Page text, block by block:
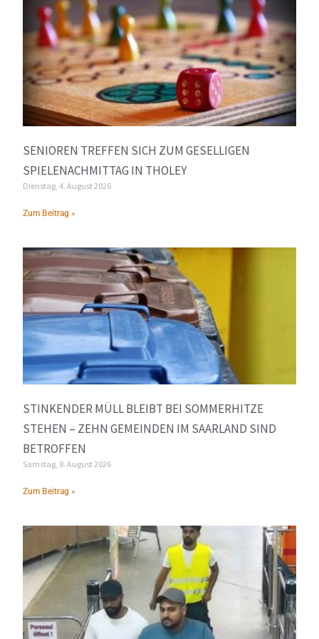
SENIOREN TREFFEN SICH ZUM GESELLIGEN
SPIELENACHMITTAG IN THOLEY
Dienstag, 4. August 2026
Zum Beitrag »
STINKENDER MÜLL BLEIBT BEI SOMMERHITZE
STEHEN – ZEHN GEMEINDEN IM SAARLAND SIND
BETROFFEN
Samstag, 8. August 2026
Zum Beitrag »